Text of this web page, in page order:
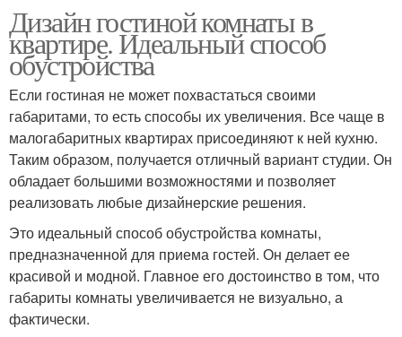
Дизайн гостиной комнаты в
квартире. Идеальный способ
обустройства
Если гостиная не может похвастаться своими
габаритами, то есть способы их увеличения. Все чаще в
малогабаритных квартирах присоединяют к ней кухню.
Таким образом, получается отличный вариант студии. Он
обладает большими возможностями и позволяет
реализовать любые дизайнерские решения.
Это идеальный способ обустройства комнаты,
предназначенной для приема гостей. Он делает ее
красивой и модной. Главное его достоинство в том, что
габариты комнаты увеличивается не визуально, а
фактически.